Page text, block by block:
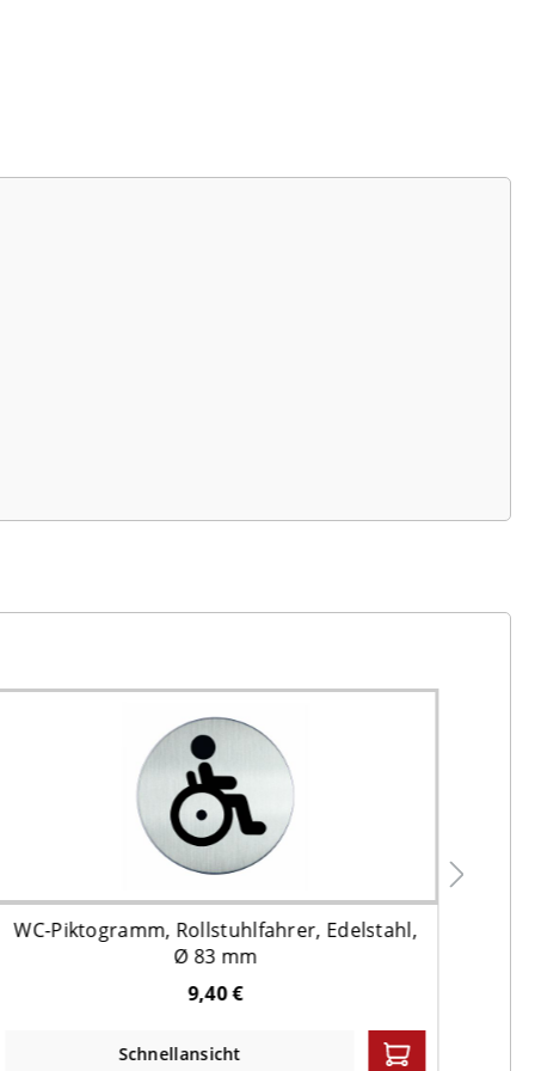
WC-Piktogramm, Rollstuhlfahrer, Edelstahl,
Ø 83 mm
9,40 €
Schnellansicht